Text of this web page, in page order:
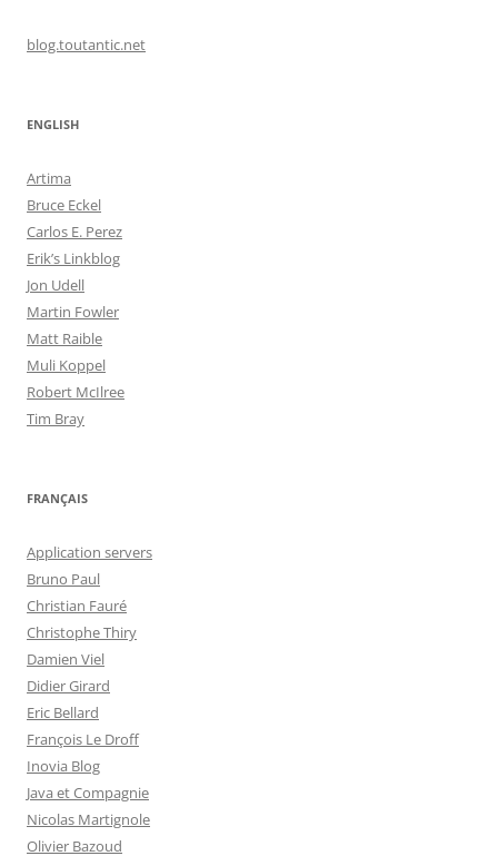
blog.toutantic.net
ENGLISH
Artima
Bruce Eckel
Carlos E. Perez
Erik’s Linkblog
Jon Udell
Martin Fowler
Matt Raible
Muli Koppel
Robert McIlree
Tim Bray
FRANÇAIS
Application servers
Bruno Paul
Christian Fauré
Christophe Thiry
Damien Viel
Didier Girard
Eric Bellard
François Le Droff
Inovia Blog
Java et Compagnie
Nicolas Martignole
Olivier Bazoud